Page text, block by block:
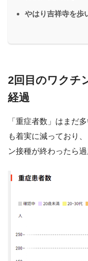
やはり吉祥寺を歩
2回目のワクチ
経過
「重症者数」はまだ
も着実に減っており
ン接種が終わったら